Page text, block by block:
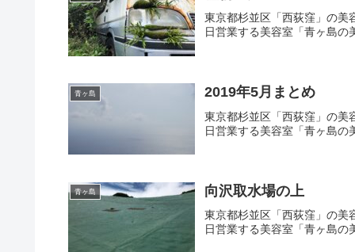
東京都杉並区「西荻窪」の美
日営業する美容室「青ヶ島の
青ヶ島 2019年5月まとめ
東京都杉並区「西荻窪」の美
日営業する美容室「青ヶ島の
青ヶ島 向沢取水場の上
東京都杉並区「西荻窪」の美
日営業する美容室「青ヶ島の